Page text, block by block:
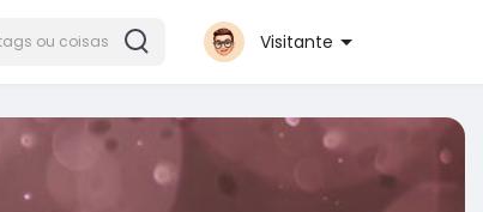
Visitante